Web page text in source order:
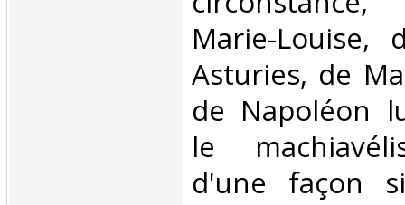
Marie-Louise,
Asturies, de
de Napoléon
le
d'une façon